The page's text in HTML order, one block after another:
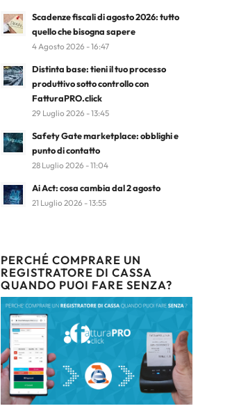
Scadenze fiscali di agosto 2026: tutto
quello che bisogna sapere
4 Agosto 2026 - 16:47
Distinta base: tieni il tuo processo
produttivo sotto controllo con
FatturaPRO.click
29 Luglio 2026 - 13:45
Safety Gate marketplace: obblighi e
punto di contatto
28 Luglio 2026 - 11:04
Ai Act: cosa cambia dal 2 agosto
21 Luglio 2026 - 13:55
PERCHÉ COMPRARE UN
REGISTRATORE DI CASSA
QUANDO PUOI FARE SENZA?